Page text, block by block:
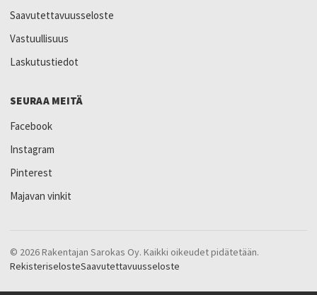
Saavutettavuusseloste
Vastuullisuus
Laskutustiedot
SEURAA MEITÄ
Facebook
Instagram
Pinterest
Majavan vinkit
© 2026 Rakentajan Sarokas Oy. Kaikki oikeudet pidätetään.
RekisteriselosteSaavutettavuusseloste